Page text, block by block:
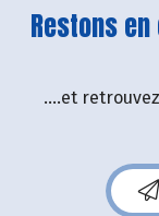
Restons
....et